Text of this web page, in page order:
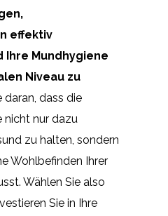
effektiv
Ihre Mundhygiene
Niveau zu
daran, dass die
nicht nur dazu
zu halten, sondern
Wohlbefinden Ihrer
Wählen Sie also
Sie in Ihre